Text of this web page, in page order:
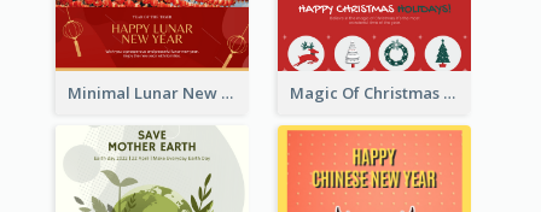
Minimal Lunar New Year Celebration Greeting Card Magic Of Christmas Holidays Greeting Card